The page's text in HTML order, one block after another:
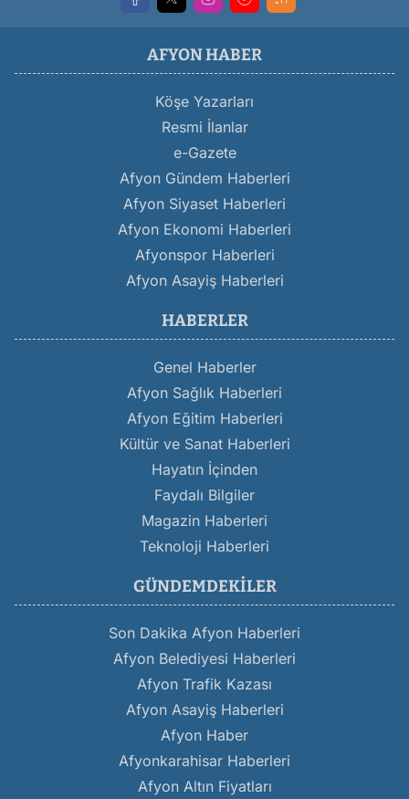
AFYON HABER
Köşe Yazarları
Resmi İlanlar
e-Gazete
Afyon Gündem Haberleri
Afyon Siyaset Haberleri
Afyon Ekonomi Haberleri
Afyonspor Haberleri
Afyon Asayiş Haberleri
HABERLER
Genel Haberler
Afyon Sağlık Haberleri
Afyon Eğitim Haberleri
Kültür ve Sanat Haberleri
Hayatın İçinden
Faydalı Bilgiler
Magazin Haberleri
Teknoloji Haberleri
GÜNDEMDEKILER
Son Dakika Afyon Haberleri
Afyon Belediyesi Haberleri
Afyon Trafik Kazası
Afyon Asayiş Haberleri
Afyon Haber
Afyonkarahisar Haberleri
Afyon Altın Fiyatları